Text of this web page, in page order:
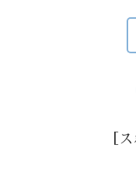
［